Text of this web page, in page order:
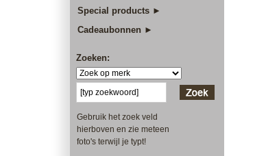
Special products ►
Cadeaubonnen ►
Zoeken:
Gebruik het zoek veld
hierboven en zie meteen
foto's terwijl je typt!